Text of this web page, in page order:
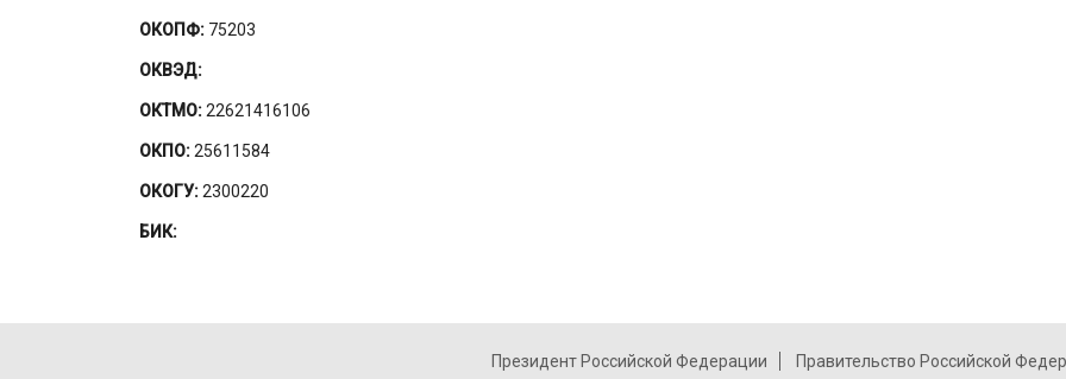
ОКОПФ: 75203
ОКВЭД:
ОКТМО:22621416106
ОКПО:25611584
ОКОГУ:2300220
БИК:
Президент Российской Федерации
Правительство Российской